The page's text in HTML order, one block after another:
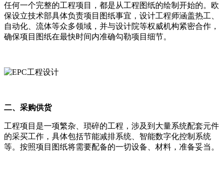
任何一个完整的工程项目，都是从工程图纸的绘制开始的。欧
保设立技术部具体负责项目图纸事宜，设计工程师涵盖热工、
自动化、流体等众多领域，并与设计院等权威机构紧密合作，
确保项目图纸在最快时间内准确勾勒项目细节。
二、采购供货
工程项目是一项繁杂、琐碎的工程，涉及到大量系统配套元件
的采买工作，具体包括节能减排系统、智能数字化控制系统
等。按照项目图纸将需要配备的一切设备、材料，准备妥当。